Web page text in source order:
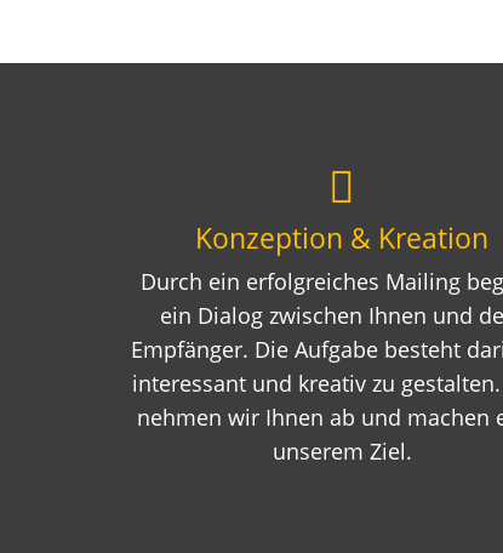
Konzeption & Kreation
Durch ein erfolgreiches Mailing
ein Dialog zwischen Ihnen und
Empfänger. Die Aufgabe besteht
interessant und kreativ zu
nehmen wir Ihnen ab und machen
unserem Ziel.